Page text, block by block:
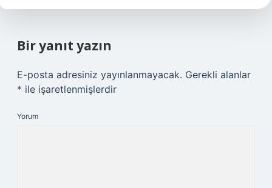
Bir yanıt yazın
E-posta adresiniz yayınlanmayacak. Gerekli alanlar
* ile işaretlenmişlerdir
Yorum